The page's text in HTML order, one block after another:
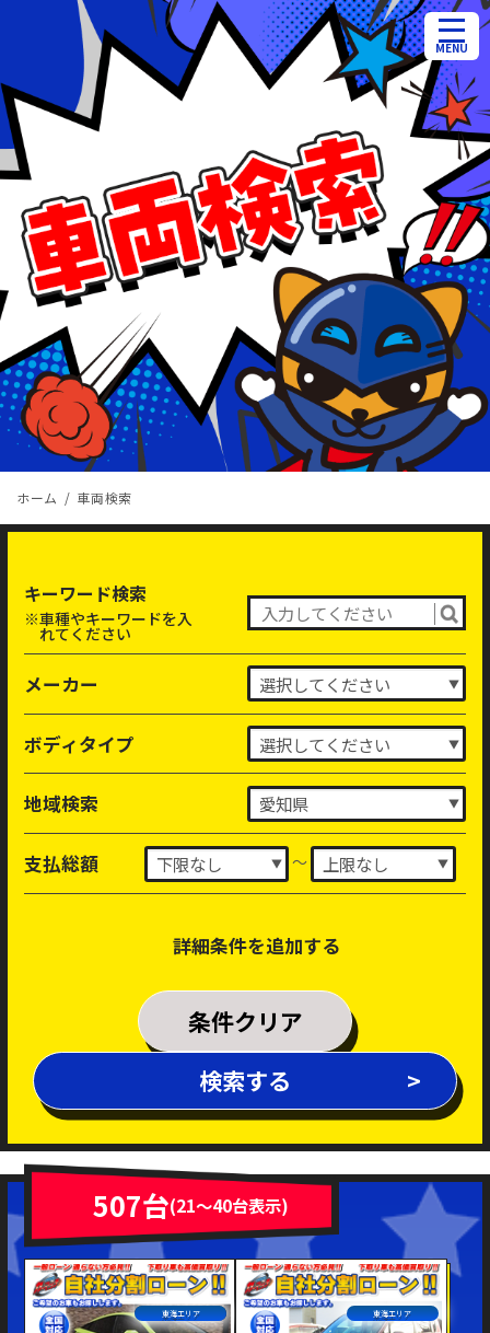
ホーム 車両検索
キーワード検索
※車種やキーワードを入
れてください
メーカー
ボディタイプ
地域検索
支払総額 ～
詳細条件を追加する
排気量
年式 ～
新着車両
条件クリア
検索する
507台(21～40台表示)
東海エリア 東海エリア